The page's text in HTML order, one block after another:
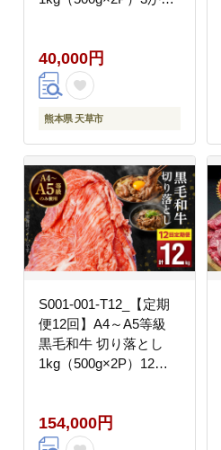
40,000円
熊本県 天草市
S001-001-T12_【定期
便12回】A4～A5等級
黒毛和牛 切り落とし
1kg（500g×2P）12か
154,000円